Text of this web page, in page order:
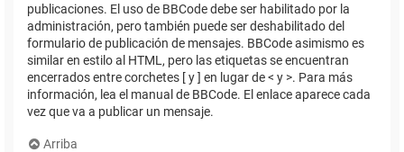
publicaciones. El uso de BBCode debe ser habilitado por la
administración, pero también puede ser deshabilitado del
formulario de publicación de mensajes. BBCode asimismo es
similar en estilo al HTML, pero las etiquetas se encuentran
encerrados entre corchetes [ y ] en lugar de < y >. Para más
información, lea el manual de BBCode. El enlace aparece cada
vez que va a publicar un mensaje.
Arriba